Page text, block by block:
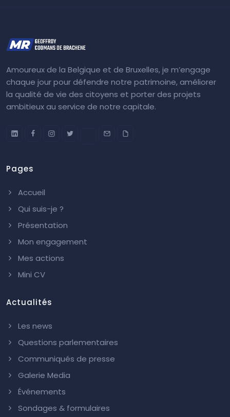
Amoureux de la Belgique et de Bruxelles, je m’engage
chaque jour pour défendre notre patrimoine, améliorer
la qualité de vie des citoyens et porter des projets
ambitieux au service de notre capitale.
Pages
Accueil
Qui suis-je ?
Présentation
Mon engagement
Mes actions
Mini CV
Actualités
Les news
Questions parlementaires
Communiqués de presse
Galerie Media
Événements
Sondages & formulaires